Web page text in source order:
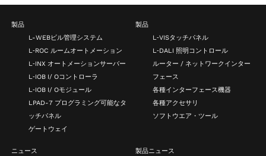
製品
L-WEBビル管理システム
L‑ROC ルームオートメーション
L‑INX オートメーションサーバー
L‑IOB I/ Oコントローラ
L‑IOB I/ Oモジュール
LPAD-7 プログラミング可能なタ
ッチパネル
ゲートウェイ
製品
L‑VISタッチパネル
L‑DALI 照明コントロール
ルーター / ネットワークインター
フェース
各種インターフェース機器
各種アクセサリ
ソフトウエア・ツール
ニュース
製品ニュース